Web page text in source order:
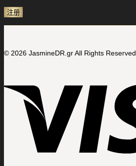
© 2026 JasmineDR.gr All Rights Reserved.